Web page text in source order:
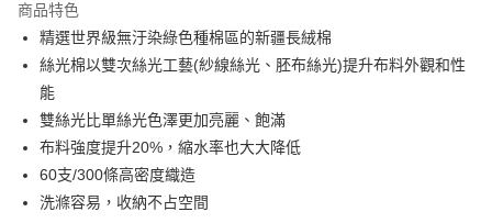
合作金庫商業銀行
華南商業銀行
彰化商業銀行
上海商業儲蓄銀行
台北富邦商業銀行
國泰世華商業銀行
臺灣中小企業銀行
台中商業銀行
匯豐（台灣）商業銀行
華泰商業銀行
聯邦商業銀行
遠東國際商業銀行
元大商業銀行
玉山商業銀行
6 期 0 利率 每期
華南商業銀行
彰化商業銀行
上海商業儲蓄銀行
國泰世華商業銀行
兆豐國際商業銀行
臺灣中小企業銀行
台中商業銀行
匯豐（台灣）商業銀行
聯邦商業銀行
元大商業銀行
LINE Pay
Apple Pay
悠遊付
Google Pay
商品特色
精選世界級無汙染綠色種棉區的新疆長絨棉
絲光棉以雙次絲光工藝(紗線絲光、胚布絲光)提升布料外觀和性
能
雙絲光比單絲光色澤更加亮麗、飽滿
布料強度提升20%，縮水率也大大降低
60支/300條高密度織造
洗滌容易，收納不占空間